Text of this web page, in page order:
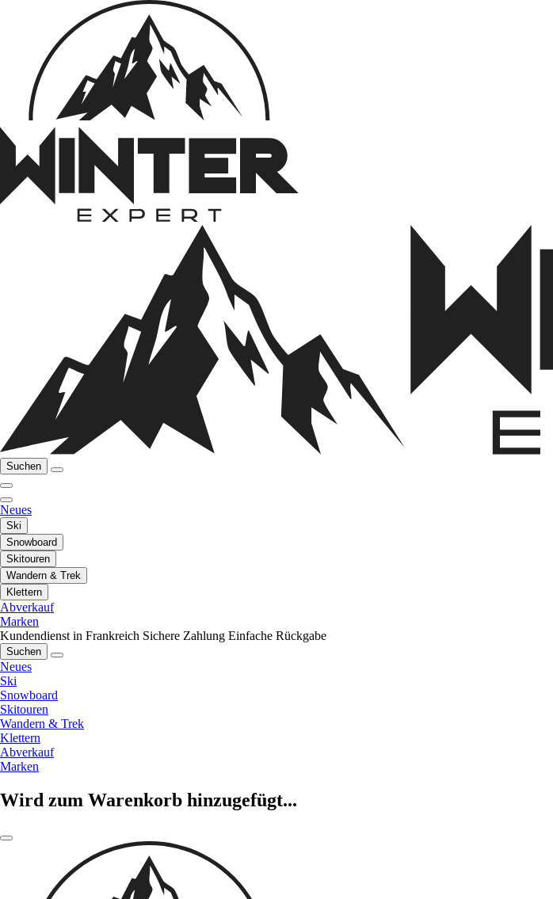
Suchen
Neues
Ski
Snowboard
Skitouren
Wandern & Trek
Klettern
Abverkauf
Marken
Kundendienst in Frankreich Sichere Zahlung Einfache Rückgabe
Suchen
Neues
Ski
Snowboard
Skitouren
Wandern & Trek
Klettern
Abverkauf
Marken
Wird zum Warenkorb hinzugefügt...